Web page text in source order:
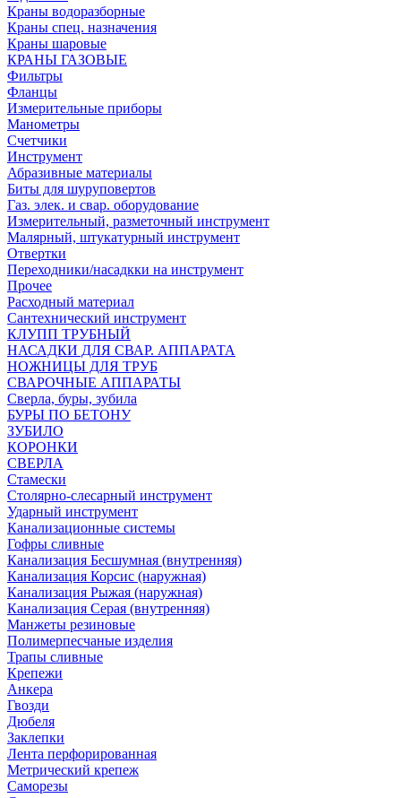
Краны водоразборные
Краны спец. назначения
Краны шаровые
КРАНЫ ГАЗОВЫЕ
Фильтры
Фланцы
Измерительные приборы
Манометры
Счетчики
Инструмент
Абразивные материалы
Биты для шуруповертов
Газ. элек. и свар. оборудование
Измерительный, разметочный инструмент
Малярный, штукатурный инструмент
Отвертки
Переходники/насадкки на инструмент
Прочее
Расходный материал
Сантехнический инструмент
КЛУПП ТРУБНЫЙ
НАСАДКИ ДЛЯ СВАР. АППАРАТА
НОЖНИЦЫ ДЛЯ ТРУБ
СВАРОЧНЫЕ АППАРАТЫ
Сверла, буры, зубила
БУРЫ ПО БЕТОНУ
ЗУБИЛО
КОРОНКИ
СВЕРЛА
Стамески
Столярно-слесарный инструмент
Ударный инструмент
Канализационные системы
Гофры сливные
Канализация Бесшумная (внутренняя)
Канализация Корсис (наружная)
Канализация Рыжая (наружная)
Канализация Серая (внутренняя)
Манжеты резиновые
Полимерпесчаные изделия
Трапы сливные
Крепежи
Анкера
Гвозди
Дюбеля
Заклепки
Лента перфорированная
Метрический крепеж
Саморезы